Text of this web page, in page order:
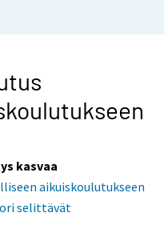
kasvaa
aikuiskoulutukseen
selittävät